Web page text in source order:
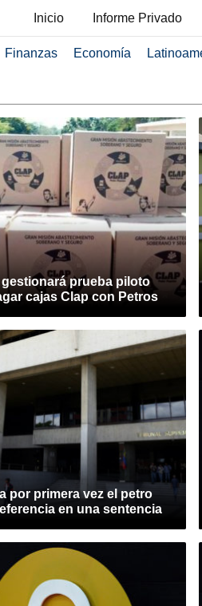
Inicio Informe Privado
Finanzas Economía
prueba piloto
cajas Clap con Petros
por primera vez el petro
en una sentencia